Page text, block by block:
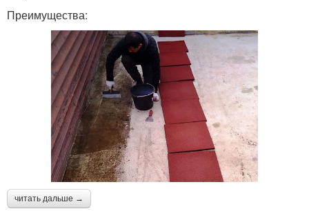
Преимущества:
читать дальше →